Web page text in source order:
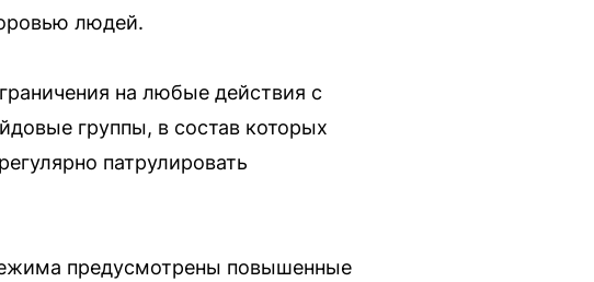
людей.
на любые действия с
группы, в состав которых
патрулировать
предусмотрены повышенные